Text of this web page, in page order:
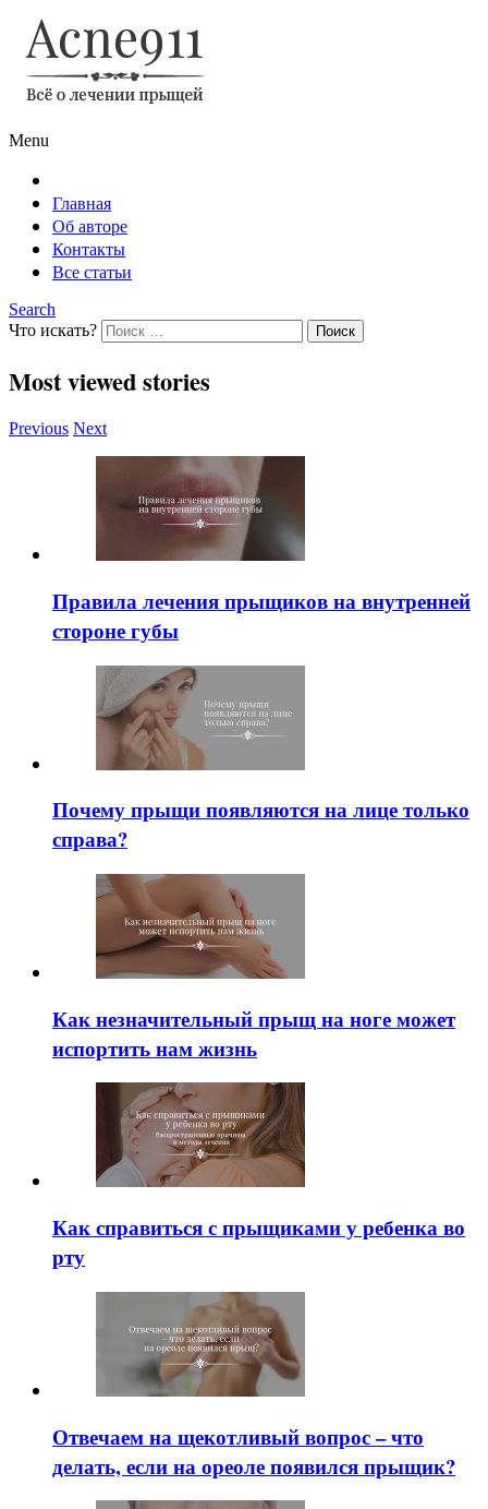
Menu
Главная
Об авторе
Контакты
Все статьи
Search
Что искать?
Most viewed stories
Previous Next
Правила лечения прыщиков на внутренней
стороне губы
Почему прыщи появляются на лице только
справа?
Как незначительный прыщ на ноге может
испортить нам жизнь
Как справиться с прыщиками у ребенка во
рту
Отвечаем на щекотливый вопрос – что
делать, если на ореоле появился прыщик?